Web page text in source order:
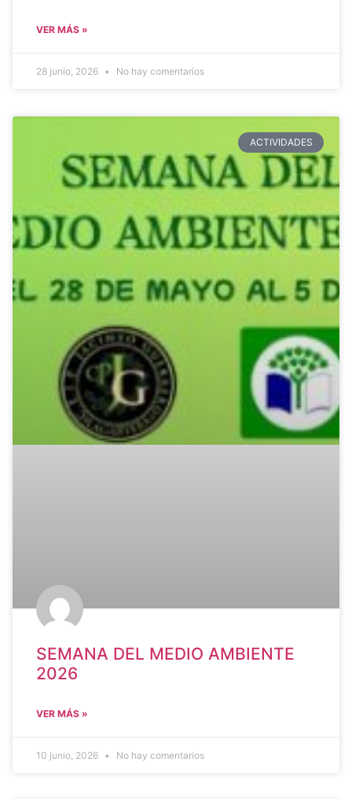
VER MÁS »
28 junio, 2026 No hay comentarios
ACTIVIDADES
SEMANA DEL MEDIO AMBIENTE
2026
VER MÁS »
10 junio, 2026 No hay comentarios